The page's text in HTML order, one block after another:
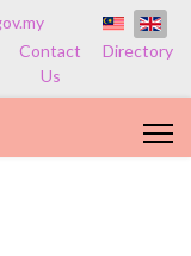
Contact
Us
Directory